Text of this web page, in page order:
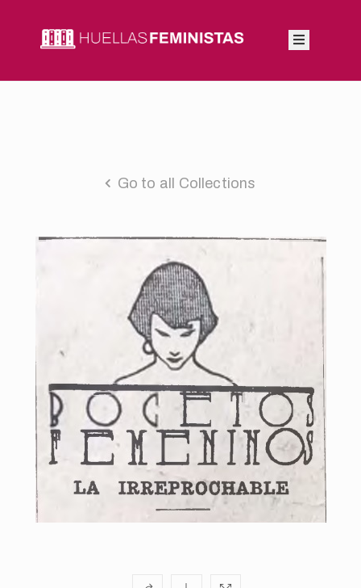
Inicio
Go to all Collections